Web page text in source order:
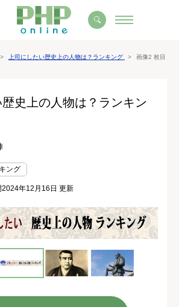
上司にしたい歴史上の人物は？ランキング 画像2 枚目
歴史上の人物は？ランキン
ング
2024年12月16日 更新